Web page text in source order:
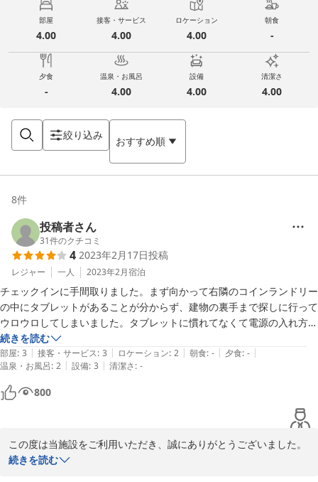
部屋
4.00
接客・サービス
4.00
ロケーション
4.00
朝食
-
夕食
-
温泉・お風呂
4.00
設備
4.00
清潔さ
4.00
絞り込み おすすめ順
8件
投稿者さん
31件のクチコミ
4 2023年2月17日投稿
レジャー 一人 2023年2月宿泊
チェックインに手間取りました。まず向かって右隣のコインランドリー
の中にタブレットがあることが分からず、建物の裏手まで探しに行って
ウロウロしてしまいました。タブレットに慣れてなくて電源の入れ方す
ら分からず、結局自分のスマホでチェックインしました。その後外出し
夜遅くに戻ってきたのですが、廊下が真っ暗で手探りで部屋のドアを探
すほどでした。一旦チェックインしていたから分かったけど、部屋番号
も見えない状態でした。色々とビックリすることが多かったですが、慣
れれば自分の部屋のように快適だと思います。
続きを読む
部屋: 3 | 接客・サービス: 3 | ロケーション: 2 | 朝食: - | 夕食: - |
温泉・お風呂: 2 | 設備: 3 | 清潔さ: -
800
この度は当施設をご利用いただき、誠にありがとうございました。
続きを読む